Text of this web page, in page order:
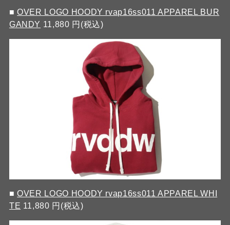
■OVER LOGO HOODY rvap16ss011 APPAREL BUR
GANDY 11,880 円(税込)
■OVER LOGO HOODY rvap16ss011 APPAREL WHI
TE 11,880 円(税込)